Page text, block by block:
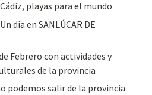
playas para el mundo
día en SANLÚCAR DE
Febrero con actividades y
de la provincia
podemos salir de la provincia